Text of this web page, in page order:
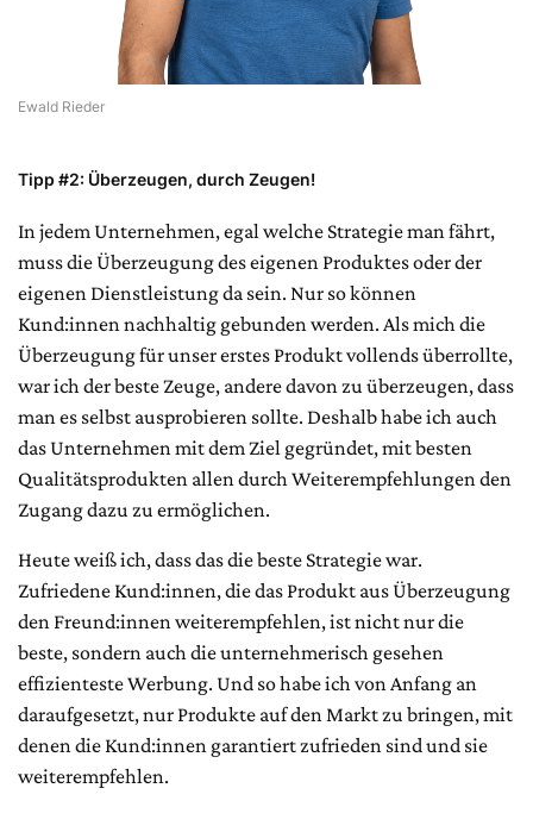
Ewald Rieder
Tipp #2: Überzeugen, durch Zeugen!
In jedem Unternehmen, egal welche Strategie man fährt,
muss die Überzeugung des eigenen Produktes oder der
eigenen Dienstleistung da sein. Nur so können
Kund:innen nachhaltig gebunden werden. Als mich die
Überzeugung für unser erstes Produkt vollends überrollte,
war ich der beste Zeuge, andere davon zu überzeugen, dass
man es selbst ausprobieren sollte. Deshalb habe ich auch
das Unternehmen mit dem Ziel gegründet, mit besten
Qualitätsprodukten allen durch Weiterempfehlungen den
Zugang dazu zu ermöglichen.
Heute weiß ich, dass das die beste Strategie war.
Zufriedene Kund:innen, die das Produkt aus Überzeugung
den Freund:innen weiterempfehlen, ist nicht nur die
beste, sondern auch die unternehmerisch gesehen
effizienteste Werbung. Und so habe ich von Anfang an
daraufgesetzt, nur Produkte auf den Markt zu bringen, mit
denen die Kund:innen garantiert zufrieden sind und sie
weiterempfehlen.